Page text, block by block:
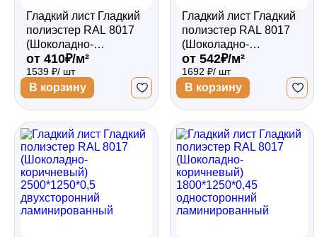
Гладкий лист Гладкий
полиэстер RAL 8017
(Шоколадно-
коричневый)
3000*1250*0,35
односторонний
ламинированный
от 410₽/м²
1539 ₽/ шт
В корзину
Гладкий лист Гладкий
полиэстер RAL 8017
(Шоколадно-
коричневый)
2500*1250*0,45
двухсторонний
ламинированный
от 542₽/м²
1692 ₽/ шт
В корзину